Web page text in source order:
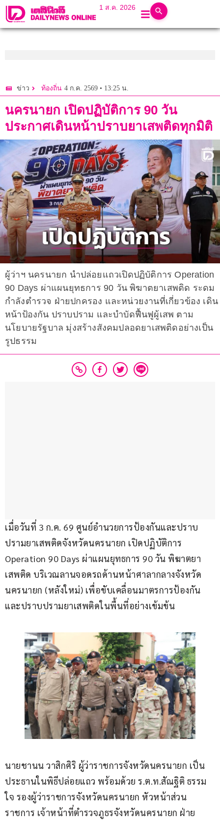
1 ส.ค. 2026
ข่าว ท้องถิ่น 4 ก.ค. 2569 • 13:25 น.
นครนายก เปิดปฏิบัติการ 90 วัน
ประกาศเดินหน้าปราบยาเสพติดทุกมิติ
ผู้ว่าฯ นครนายก นำปล่อยแถวเปิดปฏิบัติการ Operation
90 Days ผ่าแผนยุทธการ 90 วัน พิฆาตยาเสพติด ระดม
กำลังตำรวจ ฝ่ายปกครอง และหน่วยงานที่เกี่ยวข้อง เดิน
หน้าป้องกัน ปราบปราม และบำบัดฟื้นฟูผู้เสพ ตาม
นโยบายรัฐบาล มุ่งสร้างสังคมปลอดยาเสพติดอย่างเป็น
รูปธรรม
เมื่อวันที่ 3 ก.ค. 69 ศูนย์อำนวยการป้องกันและปราบ
ปรามยาเสพติดจังหวัดนครนายก เปิดปฏิบัติการ
Operation 90 Days ผ่าแผนยุทธการ 90 วัน พิฆาตยา
เสพติด บริเวณลานจอดรถด้านหน้าศาลากลางจังหวัด
นครนายก (หลังใหม่) เพื่อขับเคลื่อนมาตรการป้องกัน
และปราบปรามยาเสพติดในพื้นที่อย่างเข้มข้น
นายชานน วาสิกศิริ ผู้ว่าราชการจังหวัดนครนายก เป็น
ประธานในพิธีปล่อยแถว พร้อมด้วย ร.ต.ท.สัณฐิติ ธรรม
ใจ รองผู้ว่าราชการจังหวัดนครนายก หัวหน้าส่วน
ราชการ เจ้าหน้าที่ตำรวจภูธรจังหวัดนครนายก ฝ่าย